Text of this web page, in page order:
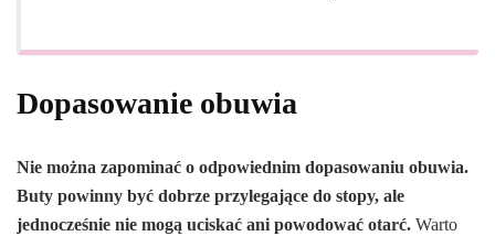
Dopasowanie obuwia
Nie można zapominać o odpowiednim dopasowaniu obuwia.
Buty powinny być dobrze przylegające do stopy, ale
jednocześnie nie mogą uciskać ani powodować otarć. Warto